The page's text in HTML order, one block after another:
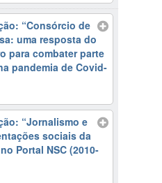
“Consórcio de
uma resposta do
para combater parte
pandemia de Covid-
“Jornalismo e
sociais da
Portal NSC (2010-